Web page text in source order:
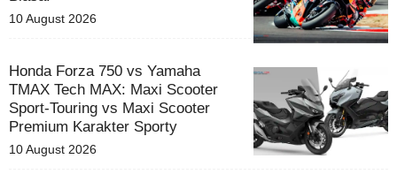
10 August 2026
Honda Forza 750 vs Yamaha
TMAX Tech MAX: Maxi Scooter
Sport-Touring vs Maxi Scooter
Premium Karakter Sporty
10 August 2026